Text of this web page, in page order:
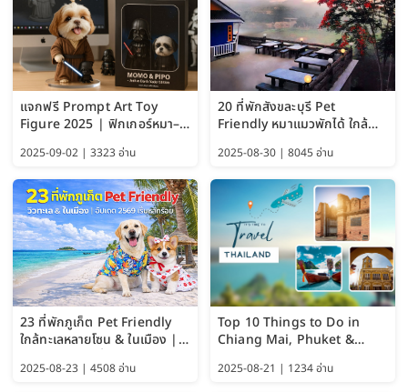
แจกฟรี Prompt Art Toy
Figure 2025 | ฟิกเกอร์หมา–
ChatGPT และ Gemini
2025-09-02 | 3323 อ่าน
20 ที่พักสังขละบุรี Pet
Friendly หมาแมวพักได้ ใกล้
2025-08-30 | 8045 อ่าน
23 ที่พักภูเก็ต Pet Friendly
ใกล้ทะเลหลายโซน & ในเมือง |
อัปเดต 2569 เริ่มหลักร้อย
2025-08-23 | 4508 อ่าน
Top 10 Things to Do in
Chiang Mai, Phuket &
Pattaya (Thailand Travel
Guide 2025)
2025-08-21 | 1234 อ่าน